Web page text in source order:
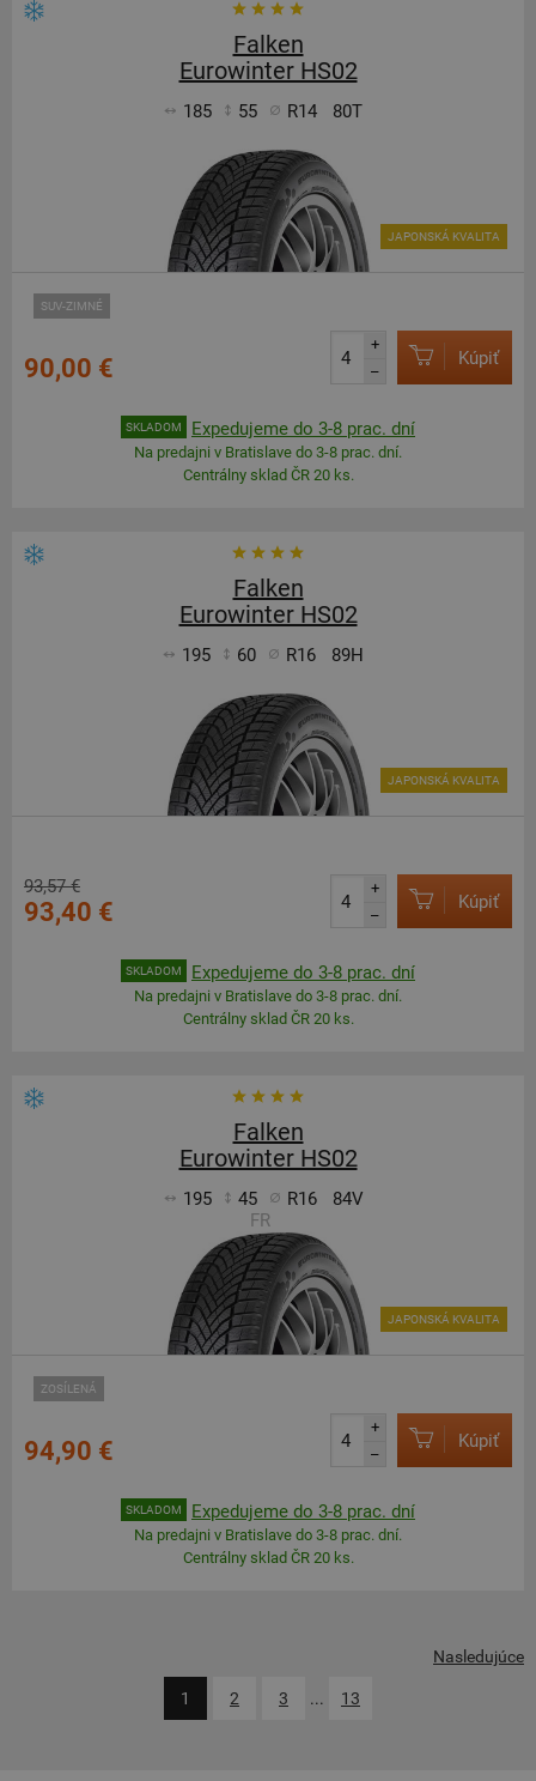
Falken
Eurowinter HS02
185 55 R14 80T
SUV-ZIMNÉ
JAPONSKÁ KVALITA
90,00 €
+
–
Kúpiť
SKLADOM Expedujeme do 3-8 prac. dní
Na predajni v Bratislave do 3-8 prac. dní.
Centrálny sklad ČR 20 ks.
Falken
Eurowinter HS02
195 60 R16 89H
JAPONSKÁ KVALITA
93,57 €
93,40 €
+
–
Kúpiť
SKLADOM Expedujeme do 3-8 prac. dní
Na predajni v Bratislave do 3-8 prac. dní.
Centrálny sklad ČR 20 ks.
Falken
Eurowinter HS02
195 45 R16
84V
FR
ZOSÍLENÁ
JAPONSKÁ KVALITA
94,90 €
+
–
Kúpiť
SKLADOM Expedujeme do 3-8 prac. dní
Na predajni v Bratislave do 3-8 prac. dní.
Centrálny sklad ČR 20 ks.
1 2 3 ... 13
Nasledujúce